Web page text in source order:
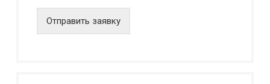
е
Отправить заявку